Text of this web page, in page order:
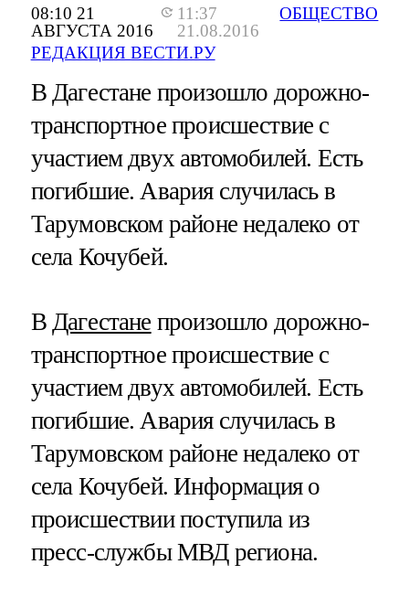
08:10 21
АВГУСТА 2016
11:37
21.08.2016
РЕДАКЦИЯ ВЕСТИ.РУ
ОБЩЕСТВО
В Дагестане произошло дорожно-
транспортное происшествие с
участием двух автомобилей. Есть
погибшие. Авария случилась в
Тарумовском районе недалеко от
села Кочубей.
В Дагестане произошло дорожно-
транспортное происшествие с
участием двух автомобилей. Есть
погибшие. Авария случилась в
Тарумовском районе недалеко от
села Кочубей. Информация о
происшествии поступила из
пресс-службы МВД региона.